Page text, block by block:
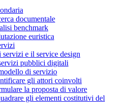
documentale
benchmark
euristica
servizi e il service design
pubblici digitali
di servizio
gli attori coinvolti
la proposta di valore
gli elementi costitutivi del